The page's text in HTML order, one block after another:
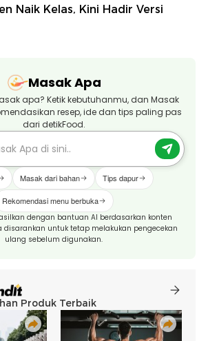
Naik Kelas, Kini Hadir Versi
Masak Apa
apa? Ketik kebutuhanmu, dan Masak
resep, ide dan tips paling pas
dari detikFood.
Masak dari bahan Tips dapur
Rekomendasi menu berbuka
dengan bantuan AI berdasarkan konten
disarankan untuk tetap melakukan pengecekan
ulang sebelum digunakan.